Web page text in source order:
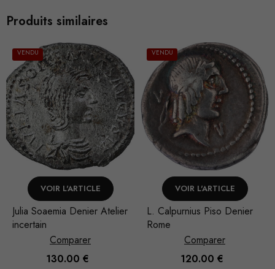
Produits similaires
VENDU
VOIR L'ARTICLE
L. Calpurnius Piso Denier
Rome
Comparer
120.00€
AJOUTER AU PANIER
Constance II Silique Lyon
Comparer
160.00€